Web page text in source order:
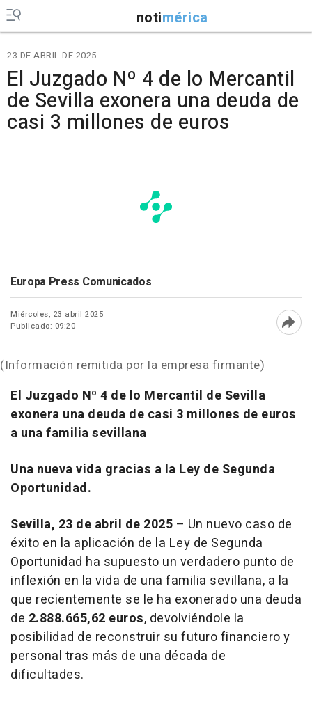
notimérica
23 DE ABRIL DE 2025
El Juzgado Nº 4 de lo Mercantil
de Sevilla exonera una deuda de
casi 3 millones de euros
Europa Press Comunicados
Miércoles, 23 abril 2025
Publicado: 09:20
(Información remitida por la empresa firmante)
El Juzgado Nº 4 de lo Mercantil de Sevilla
exonera una deuda de casi 3 millones de euros
a una familia sevillana
Una nueva vida gracias a la Ley de Segunda
Oportunidad.
Sevilla, 23 de abril de 2025 – Un nuevo caso de
éxito en la aplicación de la Ley de Segunda
Oportunidad ha supuesto un verdadero punto de
inflexión en la vida de una familia sevillana, a la
que recientemente se le ha exonerado una deuda
de 2.888.665,62 euros, devolviéndole la
posibilidad de reconstruir su futuro financiero y
personal tras más de una década de
dificultades.